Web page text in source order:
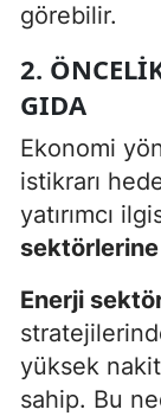
görebilir.
2.
GIDA
Ekonomi
istikrarı
yatırımcı
sektörlerine
Enerji
yüksek
sahip. Bu